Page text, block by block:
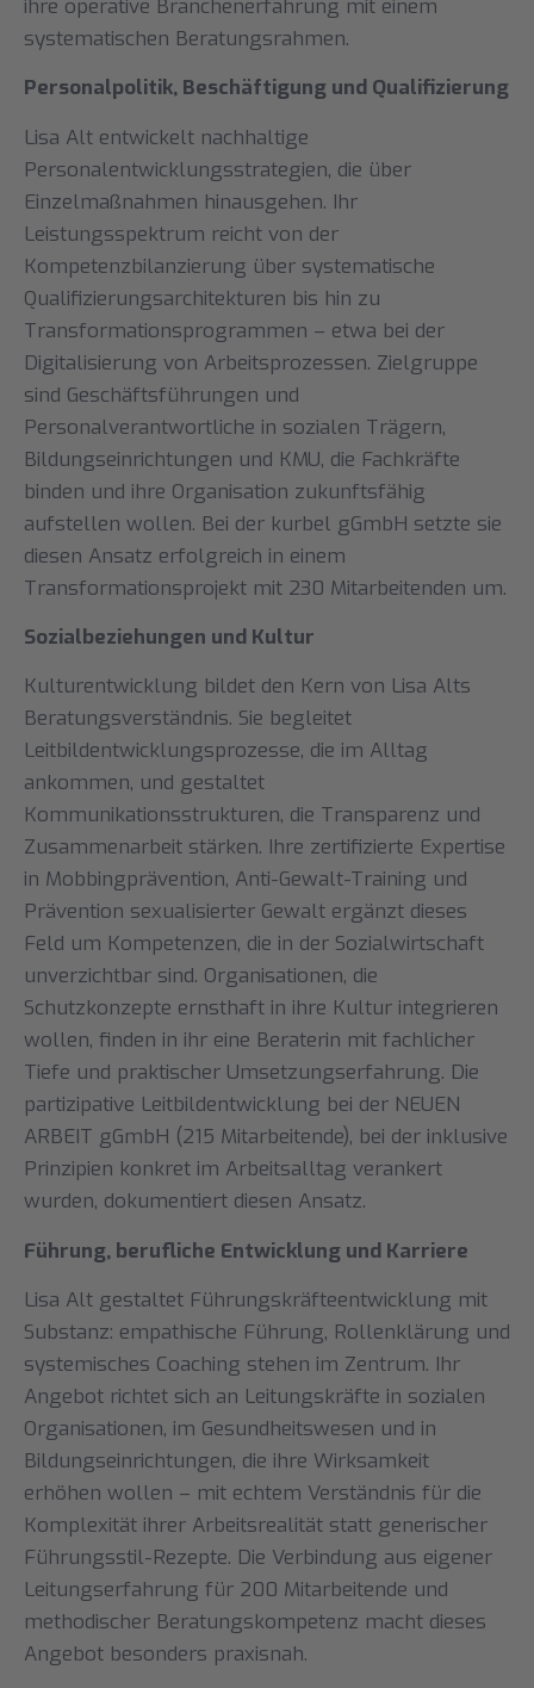
ihre operative Branchenerfahrung mit einem
systematischen Beratungsrahmen.
Personalpolitik, Beschäftigung und Qualifizierung
Lisa Alt entwickelt nachhaltige
Personalentwicklungsstrategien, die über
Einzelmaßnahmen hinausgehen. Ihr
Leistungsspektrum reicht von der
Kompetenzbilanzierung über systematische
Qualifizierungsarchitekturen bis hin zu
Transformationsprogrammen – etwa bei der
Digitalisierung von Arbeitsprozessen. Zielgruppe
sind Geschäftsführungen und
Personalverantwortliche in sozialen Trägern,
Bildungseinrichtungen und KMU, die Fachkräfte
binden und ihre Organisation zukunftsfähig
aufstellen wollen. Bei der kurbel gGmbH setzte sie
diesen Ansatz erfolgreich in einem
Transformationsprojekt mit 230 Mitarbeitenden um.
Sozialbeziehungen und Kultur
Kulturentwicklung bildet den Kern von Lisa Alts
Beratungsverständnis. Sie begleitet
Leitbildentwicklungsprozesse, die im Alltag
ankommen, und gestaltet
Kommunikationsstrukturen, die Transparenz und
Zusammenarbeit stärken. Ihre zertifizierte Expertise
in Mobbingprävention, Anti-Gewalt-Training und
Prävention sexualisierter Gewalt ergänzt dieses
Feld um Kompetenzen, die in der Sozialwirtschaft
unverzichtbar sind. Organisationen, die
Schutzkonzepte ernsthaft in ihre Kultur integrieren
wollen, finden in ihr eine Beraterin mit fachlicher
Tiefe und praktischer Umsetzungserfahrung. Die
partizipative Leitbildentwicklung bei der NEUEN
ARBEIT gGmbH (215 Mitarbeitende), bei der inklusive
Prinzipien konkret im Arbeitsalltag verankert
wurden, dokumentiert diesen Ansatz.
Führung, berufliche Entwicklung und Karriere
Lisa Alt gestaltet Führungskräfteentwicklung mit
Substanz: empathische Führung, Rollenklärung und
systemisches Coaching stehen im Zentrum. Ihr
Angebot richtet sich an Leitungskräfte in sozialen
Organisationen, im Gesundheitswesen und in
Bildungseinrichtungen, die ihre Wirksamkeit
erhöhen wollen – mit echtem Verständnis für die
Komplexität ihrer Arbeitsrealität statt generischer
Führungsstil-Rezepte. Die Verbindung aus eigener
Leitungserfahrung für 200 Mitarbeitende und
methodischer Beratungskompetenz macht dieses
Angebot besonders praxisnah.